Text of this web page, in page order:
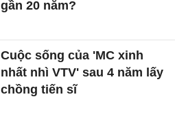
gần 20 năm?
Cuộc sống của 'MC xinh
nhất nhì VTV' sau 4 năm lấy
chồng tiến sĩ